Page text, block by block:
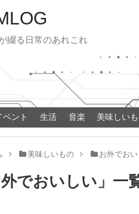
綴る日常のあれこれ
ベント 生活 音楽 美味しい
美味しいもの お外でお
でおいしい 」 一